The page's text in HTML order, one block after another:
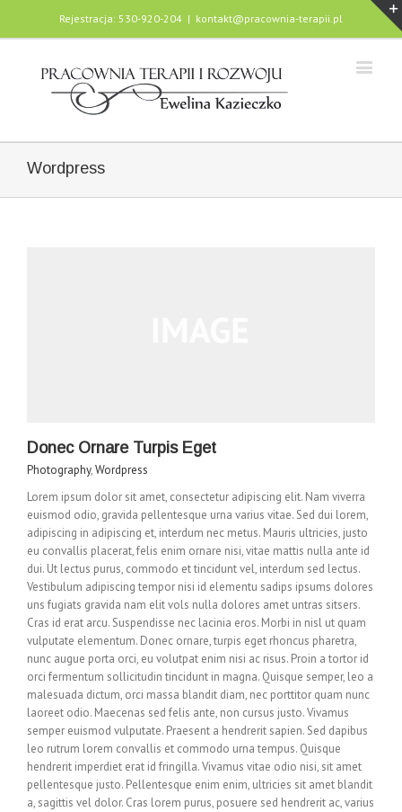
Rejestracja: 530-920-204 | kontakt@pracownia-terapii.pl
Wordpress
Donec Ornare Turpis Eget
Photography,Wordpress
Lorem ipsum dolor sit amet, consectetur adipiscing elit. Nam viverra
euismod odio, gravida pellentesque urna varius vitae. Sed dui lorem,
adipiscing in adipiscing et, interdum nec metus. Mauris ultricies, justo
eu convallis placerat, felis enim ornare nisi, vitae mattis nulla ante id
dui. Ut lectus purus, commodo et tincidunt vel, interdum sed lectus.
Vestibulum adipiscing tempor nisi id elementu sadips ipsums dolores
uns fugiats gravida nam elit vols nulla dolores amet untras sitsers.
Cras id erat arcu. Suspendisse nec lacinia eros. Morbi in nisl ut quam
vulputate elementum. Donec ornare, turpis eget rhoncus pharetra,
nunc augue porta orci, eu volutpat enim nisi ac risus. Proin a tortor id
orci fermentum sollicitudin tincidunt in magna. Quisque semper, leo a
malesuada dictum, orci massa blandit diam, nec porttitor quam nunc
laoreet odio. Maecenas sed felis ante, non cursus justo. Vivamus
semper euismod vulputate. Praesent a hendrerit sapien. Sed dapibus
leo rutrum lorem convallis et commodo urna tempus. Quisque
hendrerit imperdiet erat id fringilla. Vivamus vitae odio nisi, sit amet
pellentesque justo. Pellentesque enim enim, ultricies sit amet blandit
a, sagittis vel dolor. Cras lorem purus, posuere sed hendrerit ac, varius